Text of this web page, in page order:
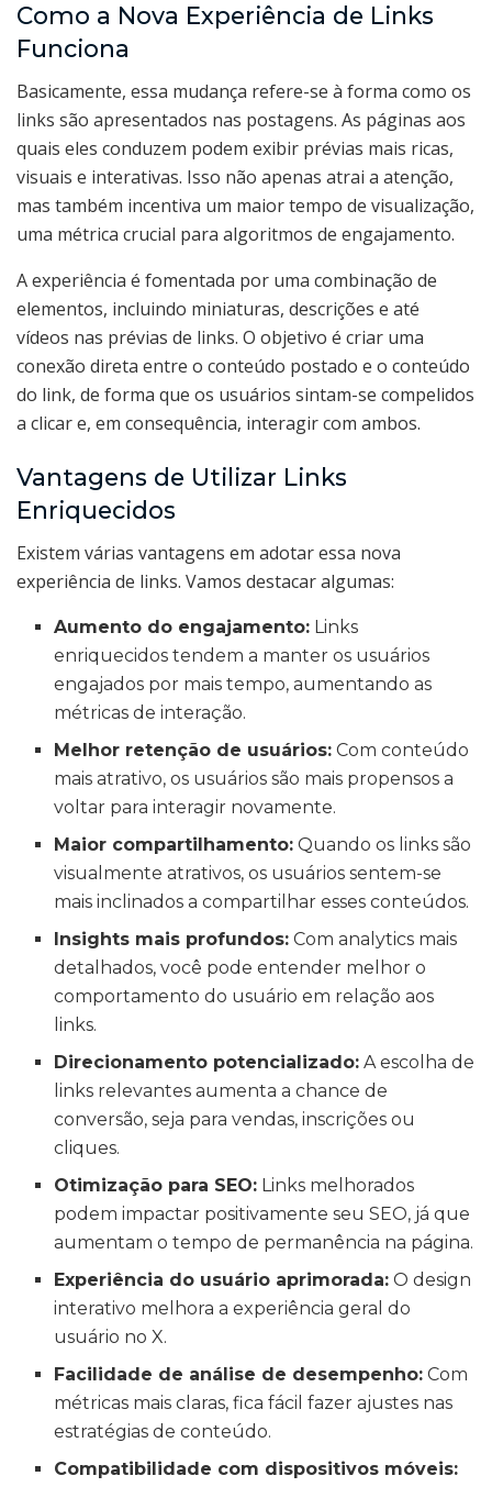
Como a Nova Experiência de Links
Funciona
Basicamente, essa mudança refere-se à forma como os
links são apresentados nas postagens. As páginas aos
quais eles conduzem podem exibir prévias mais ricas,
visuais e interativas. Isso não apenas atrai a atenção,
mas também incentiva um maior tempo de visualização,
uma métrica crucial para algoritmos de engajamento.
A experiência é fomentada por uma combinação de
elementos, incluindo miniaturas, descrições e até
vídeos nas prévias de links. O objetivo é criar uma
conexão direta entre o conteúdo postado e o conteúdo
do link, de forma que os usuários sintam-se compelidos
a clicar e, em consequência, interagir com ambos.
Vantagens de Utilizar Links
Enriquecidos
Existem várias vantagens em adotar essa nova
experiência de links. Vamos destacar algumas:
Aumento do engajamento: Links
enriquecidos tendem a manter os usuários
engajados por mais tempo, aumentando as
métricas de interação.
Melhor retenção de usuários: Com conteúdo
mais atrativo, os usuários são mais propensos a
voltar para interagir novamente.
Maior compartilhamento: Quando os links são
visualmente atrativos, os usuários sentem-se
mais inclinados a compartilhar esses conteúdos.
Insights mais profundos: Com analytics mais
detalhados, você pode entender melhor o
comportamento do usuário em relação aos
links.
Direcionamento potencializado: A escolha de
links relevantes aumenta a chance de
conversão, seja para vendas, inscrições ou
cliques.
Otimização para SEO: Links melhorados
podem impactar positivamente seu SEO, já que
aumentam o tempo de permanência na página.
Experiência do usuário aprimorada: O design
interativo melhora a experiência geral do
usuário no X.
Facilidade de análise de desempenho: Com
métricas mais claras, fica fácil fazer ajustes nas
estratégias de conteúdo.
Compatibilidade com dispositivos móveis: